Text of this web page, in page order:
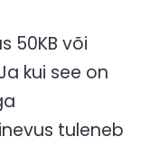
50KB või
kui see on
tuleneb